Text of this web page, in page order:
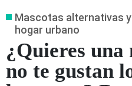
Mascotas alternativas
hogar urbano
¿Quieres una
no te gustan